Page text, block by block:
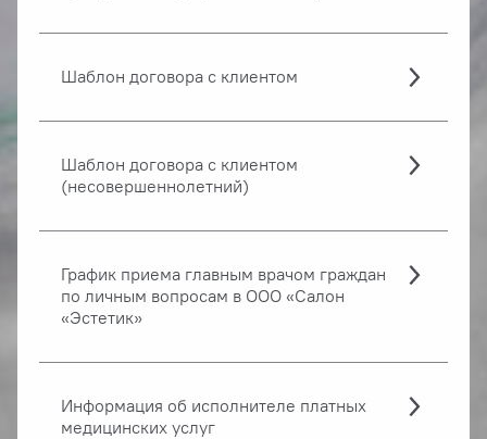
Шаблон договора с клиентом
Шаблон договора с клиентом
(несовершеннолетний)
График приема главным врачом граждан
по личным вопросам в ООО «Салон
«Эстетик»
Информация об исполнителе платных
медицинских услуг